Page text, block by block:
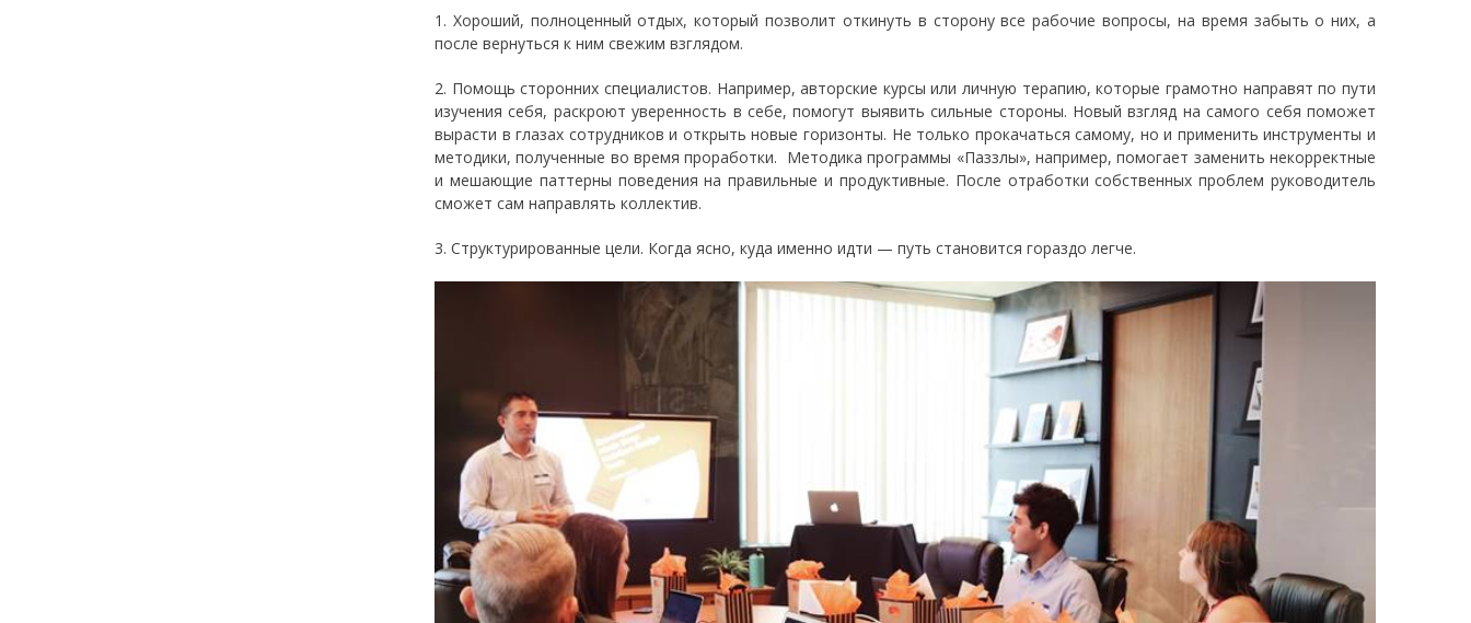
1. Хороший, полноценный отдых, который позволит откинуть в сторону все рабочие вопросы, на время забыть о них, а
после вернуться к ним свежим взглядом.
2. Помощь сторонних специалистов. Например, авторские курсы или личную терапию, которые грамотно направят по пути
изучения себя, раскроют уверенность в себе, помогут выявить сильные стороны. Новый взгляд на самого себя поможет
вырасти в глазах сотрудников и открыть новые горизонты. Не только прокачаться самому, но и применить инструменты и
методики, полученные во время проработки. Методика программы «Паззлы», например, помогает заменить некорректные
и мешающие паттерны поведения на правильные и продуктивные. После отработки собственных проблем руководитель
сможет сам направлять коллектив.
3. Структурированные цели. Когда ясно, куда именно идти — путь становится гораздо легче.